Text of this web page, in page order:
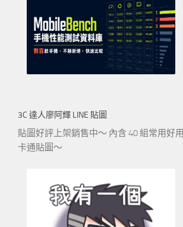
3C 達人廖阿輝 LINE 貼圖
貼圖好評上架銷售中～ 內含 40 組常用好用
卡通貼圖～